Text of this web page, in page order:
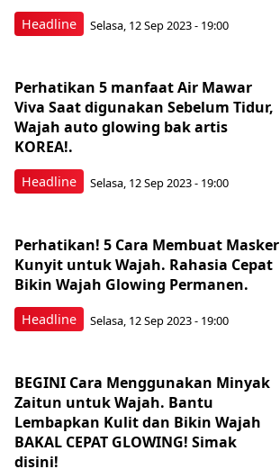
Headline Selasa, 12 Sep 2023 - 19:00
Headline
Perhatikan 5 manfaat Air Mawar
Viva Saat digunakan Sebelum Tidur,
Wajah auto glowing bak artis
KOREA!.
Selasa, 12 Sep 2023 - 19:00
Headline
Perhatikan! 5 Cara Membuat Masker
Kunyit untuk Wajah. Rahasia Cepat
Bikin Wajah Glowing Permanen.
Selasa, 12 Sep 2023 - 19:00
BEGINI Cara Menggunakan Minyak
Zaitun untuk Wajah. Bantu
Lembapkan Kulit dan Bikin Wajah
BAKAL CEPAT GLOWING! Simak
disini!